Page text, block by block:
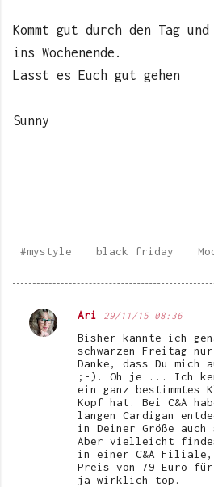
Kommt gut durch den Tag
ins Wochenende.
Lasst es Euch gut gehen
Sunny
#mystyle black friday
K
Ari 29/11/15 08:36
Bisher kannte ich
schwarzen Freitag nur
Danke, dass Du mich
;-). Oh je ... Ich
ein ganz bestimmtes
Kopf hat. Bei C&A
langen Cardigan
in Deiner Größe auch
Aber vielleicht
in einer C&A Filiale,
Preis von 79 Euro für
ja wirklich top.